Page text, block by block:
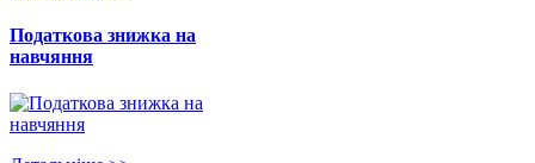
Податкова знижка на
навчяння